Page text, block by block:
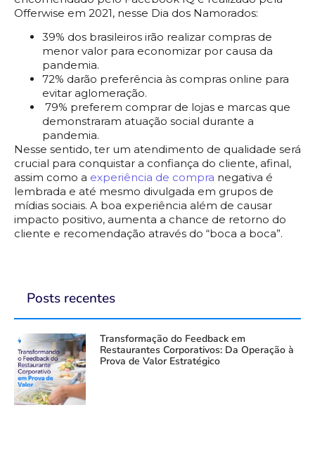
Offerwise em 2021, nesse Dia dos Namorados:
39% dos brasileiros irão realizar compras de
menor valor para economizar por causa da
pandemia.
72% darão preferência às compras online para
evitar aglomeração.
79% preferem comprar de lojas e marcas que
demonstraram atuação social durante a
pandemia.
Nesse sentido, ter um atendimento de qualidade será
crucial para conquistar a confiança do cliente, afinal,
assim como a experiência de compra negativa é
lembrada e até mesmo divulgada em grupos de
mídias sociais. A boa experiência além de causar
impacto positivo, aumenta a chance de retorno do
cliente e recomendação através do “boca a boca”.
Posts recentes
Transformação do Feedback em
Restaurantes Corporativos: Da Operação à
Prova de Valor Estratégico